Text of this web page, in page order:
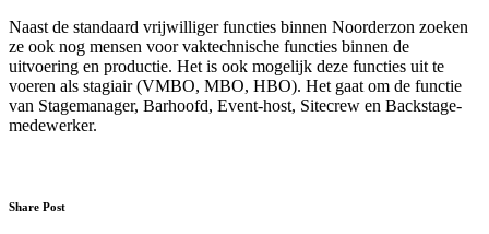
Naast de standaard vrijwilliger functies binnen Noorderzon zoeken
ze ook nog mensen voor vaktechnische functies binnen de
uitvoering en productie. Het is ook mogelijk deze functies uit te
voeren als stagiair (VMBO, MBO, HBO). Het gaat om de functie
van Stagemanager, Barhoofd, Event-host, Sitecrew en Backstage-
medewerker.
Share Post